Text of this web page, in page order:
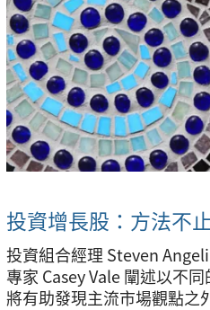
投資增長股：方法不
投資組合經理 Steven
專家 Casey Vale 闡述以不
將有助發現主流市場觀點之